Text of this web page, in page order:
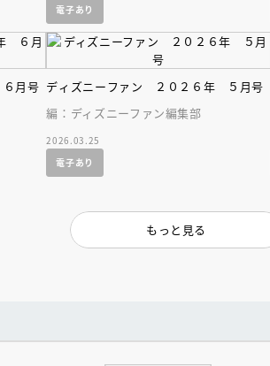
電子あり
月号 ディズニーファン ２０２６年 ５月号
編：ディズニーファン編集部
2026.03.25
電子あり
もっと見る